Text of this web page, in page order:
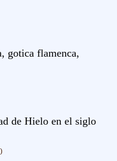
gotica flamenca,
de Hielo en el siglo